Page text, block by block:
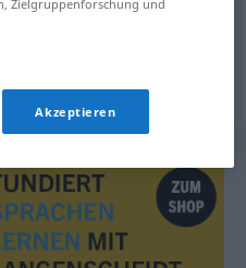
,hissig,ilter,indignert
Akzeptieren